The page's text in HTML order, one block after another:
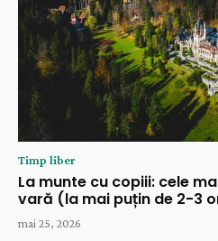
Timp liber
La munte cu copiii: cele
vară (la mai puțin de 2-3
mai 25, 2026